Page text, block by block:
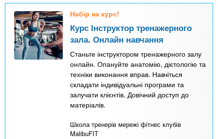
Набір на курс!
Курс Інструктор тренажерного
зала. Онлайн навчання
Станьте інструктором тренажерного залу
онлайн. Опануйте анатомію, дієтологію та
техніки виконання вправ. Навчіться
складати індивідуальні програми та
залучати клієнтів. Довічний доступ до
матеріалів.
Школа тренерів мережі фітнес клубів
MalibuFIT